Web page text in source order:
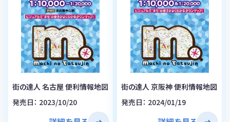
街の達人 名古屋 便利情報地図
発売日： 2023/10/20
街の達人 京阪神 便利情報地図
発売日： 2024/01/19